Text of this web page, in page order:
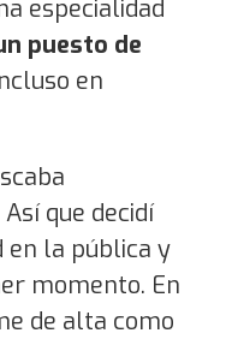
especialidad
puesto de
en
que decidí
en la pública y
momento. En
de alta como